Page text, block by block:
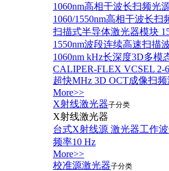
1060nm高相干波长扫频光
1060/1550nm高相干波长扫
扫描式半导体激光器模块
1550nm波段连续高速扫描
1060nm kHz长深度3D多模
CALIPER-FLEX VCSEL 2-
超快MHz 3D OCT成像扫
More>>
X射线激光器子分类
X射线激光器
台式X射线源 激光器工作波
频率10 Hz
More>>
校准源激光器子分类